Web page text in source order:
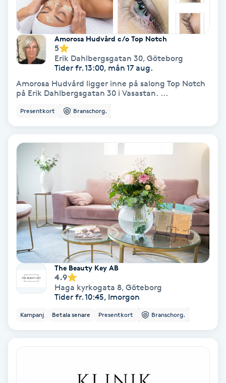
Färgning
Föning
Gel naglar
Gelenaglar
Gellack med förstärkning
Gravidmassage
Gravidyoga
Gruppträning
Gua Sha-massage
Hatha Yoga
Headspa
Amorosa Hudvård c/o Top Notch
5
Erik Dahlbergsgatan 30, Göteborg
Tider fr. 13:00, mån 17 aug.
Amorosa Hudvård ligger inne på salong Top Notch
på Erik Dahlbergsgatan 30 i Vasastan. ...
Presentkort Branschorg.
The Beauty Key AB
4.9
Haga kyrkogata 8, Göteborg
Tider fr. 10:45, Imorgon
Kampanj Betala senare Presentkort Branschorg.